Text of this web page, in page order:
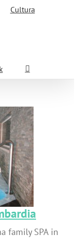
Cultura
family SPA in